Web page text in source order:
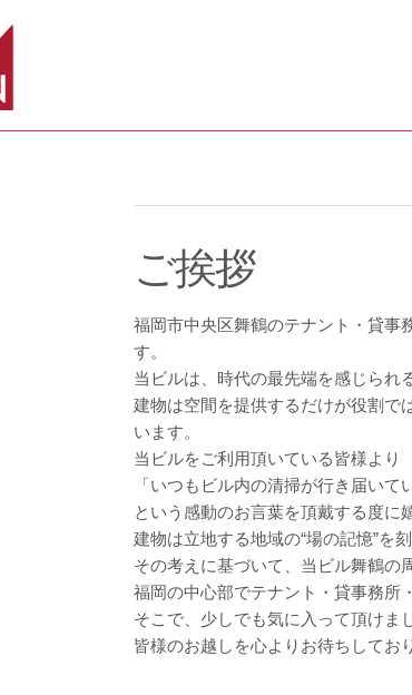
ご挨拶
福岡市中央区舞鶴のテナント・貸事
す。
当ビルは、時代の最先端を感じられ
建物は空間を提供するだけが役割で
います。
当ビルをご利用頂いている皆様より
「いつもビル内の清掃が行き届いて
という感動のお言葉を頂戴する度に
建物は立地する地域の“場の記憶”を
その考えに基づいて、当ビル舞鶴の
福岡の中心部でテナント・貸事務所
そこで、少しでも気に入って頂けま
皆様のお越しを心よりお待ちしてお